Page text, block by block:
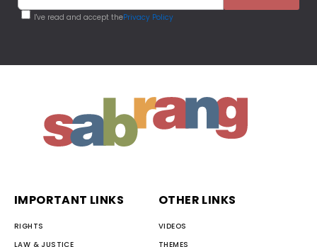
I've read and accept thePrivacy Policy
IMPORTANT LINKS
RIGHTS
LAW & JUSTICE
OTHER LINKS
VIDEOS
THEMES